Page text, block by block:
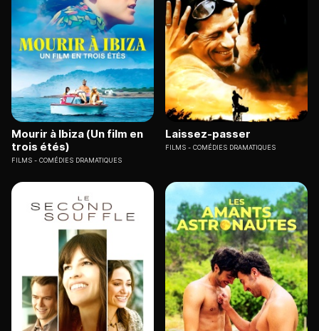
Mourir à Ibiza (Un film en
trois étés)
FILMS COMÉDIES DRAMATIQUES
Laissez-passer
FILMS COMÉDIES DRAMATIQUES